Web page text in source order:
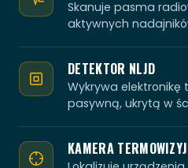
Skanuje pasma
aktywnych
DETEKTOR NLJD
Wykrywa elektronikę
pasywną, ukrytą w
KAMERA